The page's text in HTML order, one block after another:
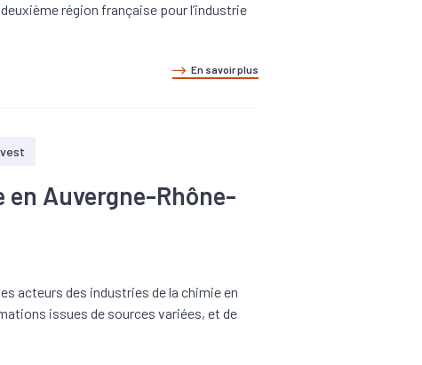
deuxième région française pour l’industrie
En savoir plus
Auvergne-Rhône-
acteurs des industries de la chimie en
issues de sources variées, et de